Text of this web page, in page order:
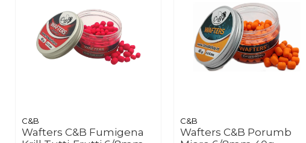
C&B
Wafters C&B Fumigena
C&B
Wafters C&B Porumb